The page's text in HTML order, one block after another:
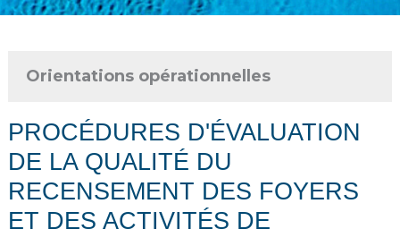
Orientations opérationnelles
PROCÉDURES D'ÉVALUATION
DE LA QUALITÉ DU
RECENSEMENT DES FOYERS
ET DES ACTIVITÉS DE